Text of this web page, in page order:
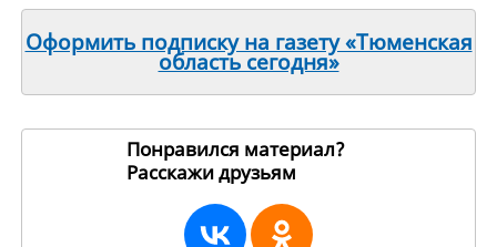
Оформить подписку на газету «Тюменская
область сегодня»
Понравился материал?
Расскажи друзьям